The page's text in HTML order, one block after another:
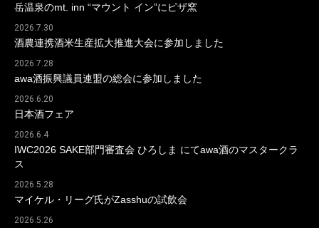
岳温泉のmt. inn “マウント イン”にピザ窯
2026.7.30
酒農連携酒米生産拡大推進大会に参加しました
2026.7.28
awa酒振興議員連盟の総会に参加しました
2026.6.20
日本酒フェア
2026.6.4
IWC2026 SAKE部門審査会 ひろしま にてawa酒のマスタークラ
ス
2026.5.28
マイケル・リーグ氏がZasshuの試飲会
2026.5.26